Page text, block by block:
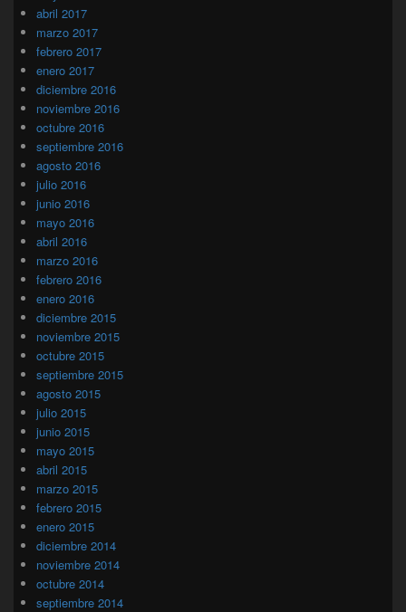
abril 2017
marzo 2017
febrero 2017
enero 2017
diciembre 2016
noviembre 2016
octubre 2016
septiembre 2016
agosto 2016
julio 2016
junio 2016
mayo 2016
abril 2016
marzo 2016
febrero 2016
enero 2016
diciembre 2015
noviembre 2015
octubre 2015
septiembre 2015
agosto 2015
julio 2015
junio 2015
mayo 2015
abril 2015
marzo 2015
febrero 2015
enero 2015
diciembre 2014
noviembre 2014
octubre 2014
septiembre 2014